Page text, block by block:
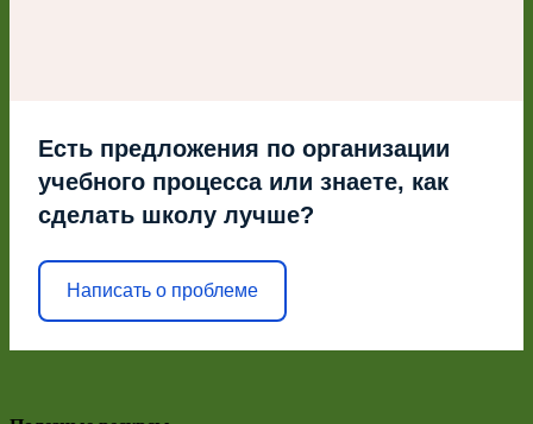
Есть предложения по организации
учебного процесса или знаете, как
сделать школу лучше?
Написать о проблеме